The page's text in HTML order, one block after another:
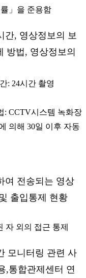
」을 준용함
간, 영상정보의 보
방법, 영상정보의
: 24시간 촬영
: CCTV시스템 녹화장
의해 30일 이후 자동
여 전송되는 영상
출입통제 현황
자 외의 접근 통제
모니터링 관련 사
,통합관제센터 연